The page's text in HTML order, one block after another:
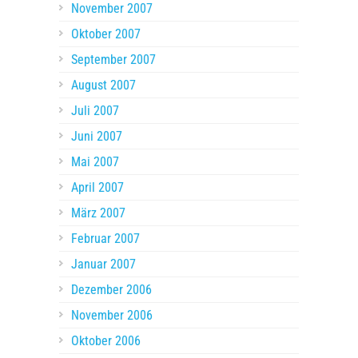
November 2007
Oktober 2007
September 2007
August 2007
Juli 2007
Juni 2007
Mai 2007
April 2007
März 2007
Februar 2007
Januar 2007
Dezember 2006
November 2006
Oktober 2006